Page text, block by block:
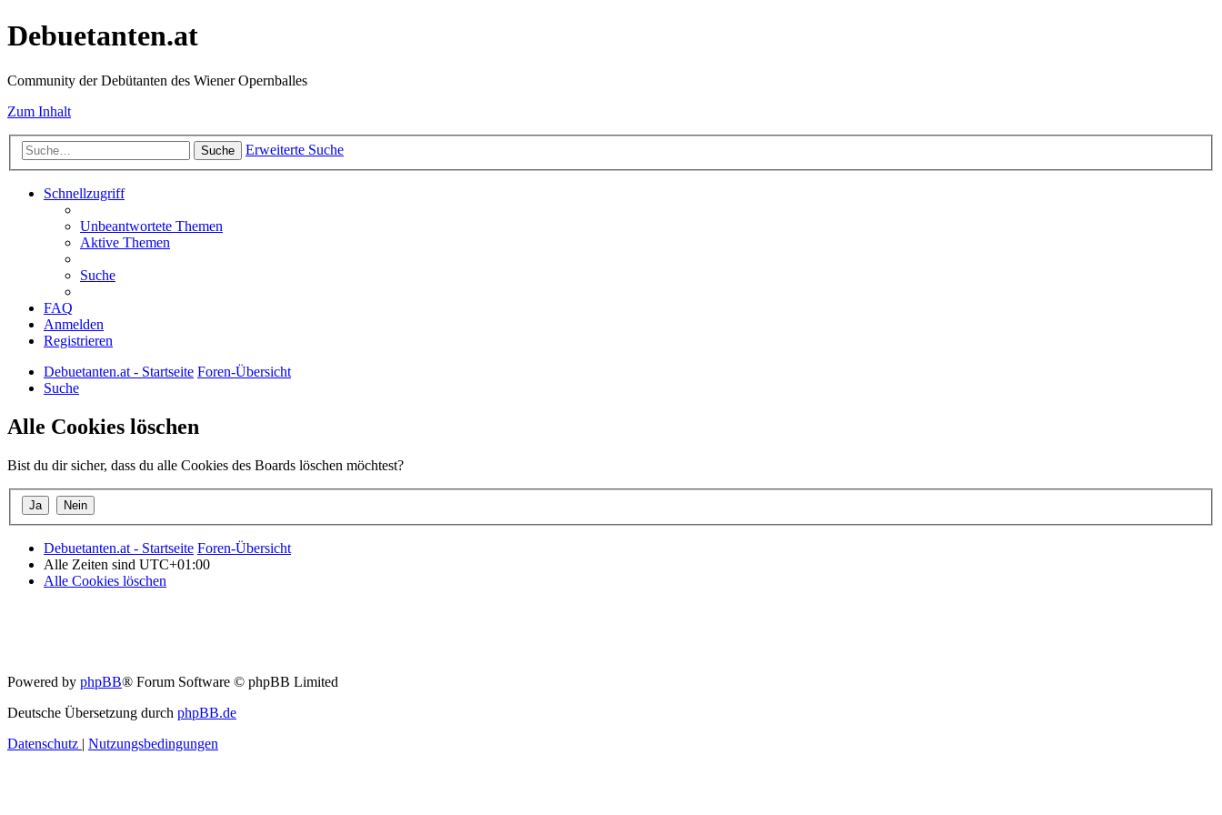
Debuetanten.at
Community der Debütanten des Wiener Opernballes
Zum Inhalt
Suche Erweiterte Suche
Schnellzugriff
Unbeantwortete Themen
Aktive Themen
Suche
FAQ
Anmelden
Registrieren
Debuetanten.at - Startseite Foren-Übersicht
Suche
Alle Cookies löschen
Bist du dir sicher, dass du alle Cookies des Boards löschen möchtest?
Debuetanten.at - Startseite Foren-Übersicht
Alle Zeiten sind UTC+01:00
Alle Cookies löschen
Powered by phpBB® Forum Software © phpBB Limited
Deutsche Übersetzung durch phpBB.de
Datenschutz | Nutzungsbedingungen